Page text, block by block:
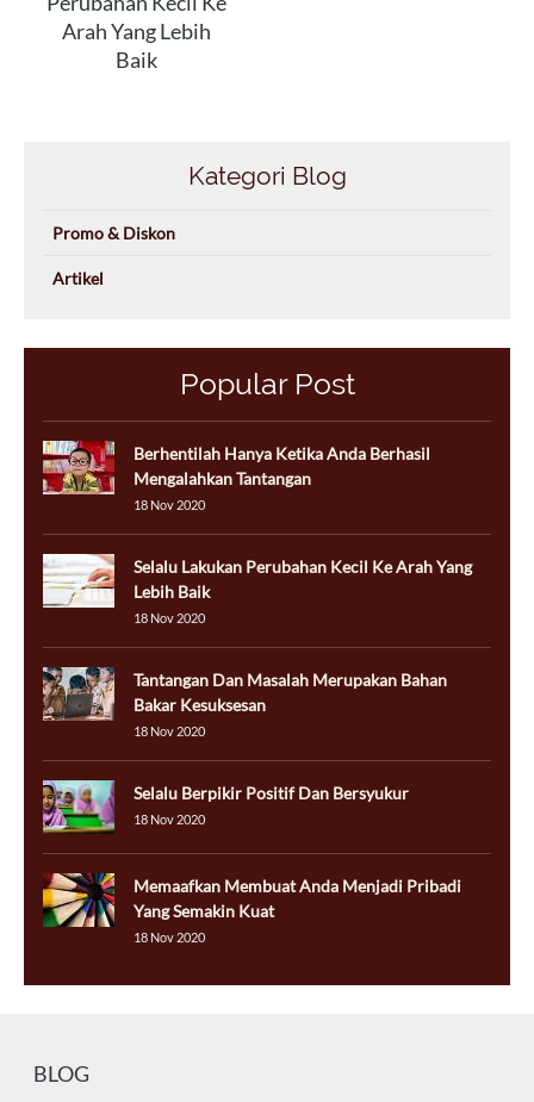
Arah Yang Lebih
Baik
Kategori Blog
Promo & Diskon
Artikel
Popular Post
Berhentilah Hanya Ketika Anda Berhasil
Mengalahkan Tantangan
18 Nov 2020
Selalu Lakukan Perubahan Kecil Ke Arah Yang
Lebih Baik
18 Nov 2020
Tantangan Dan Masalah Merupakan Bahan
Bakar Kesuksesan
18 Nov 2020
Selalu Berpikir Positif Dan Bersyukur
18 Nov 2020
Memaafkan Membuat Anda Menjadi Pribadi
Yang Semakin Kuat
18 Nov 2020
BLOG